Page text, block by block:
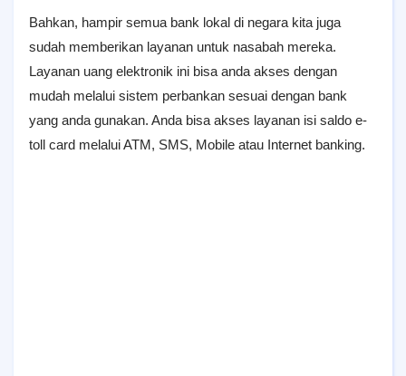
Bahkan, hampir semua bank lokal di negara kita juga
sudah memberikan layanan untuk nasabah mereka.
Layanan uang elektronik ini bisa anda akses dengan
mudah melalui sistem perbankan sesuai dengan bank
yang anda gunakan. Anda bisa akses layanan isi saldo e-
toll card melalui ATM, SMS, Mobile atau Internet banking.